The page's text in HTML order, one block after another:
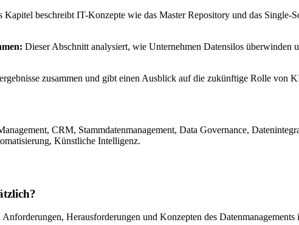
Kapitel beschreibt IT-Konzepte wie das Master Repository und das Single-
Dieser Abschnitt analysiert, wie Unternehmen Datensilos überwinden
zusammen und gibt einen Ausblick auf die zukünftige Rolle von
CRM, Stammdatenmanagement, Data Governance,
Künstliche Intelligenz.
Herausforderungen und Konzepten des